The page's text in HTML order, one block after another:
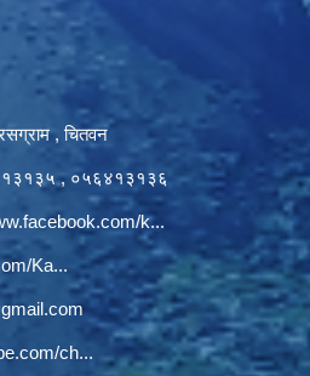
, चितवन
, ०५६४१३१३६
k...
Ka...
ch...